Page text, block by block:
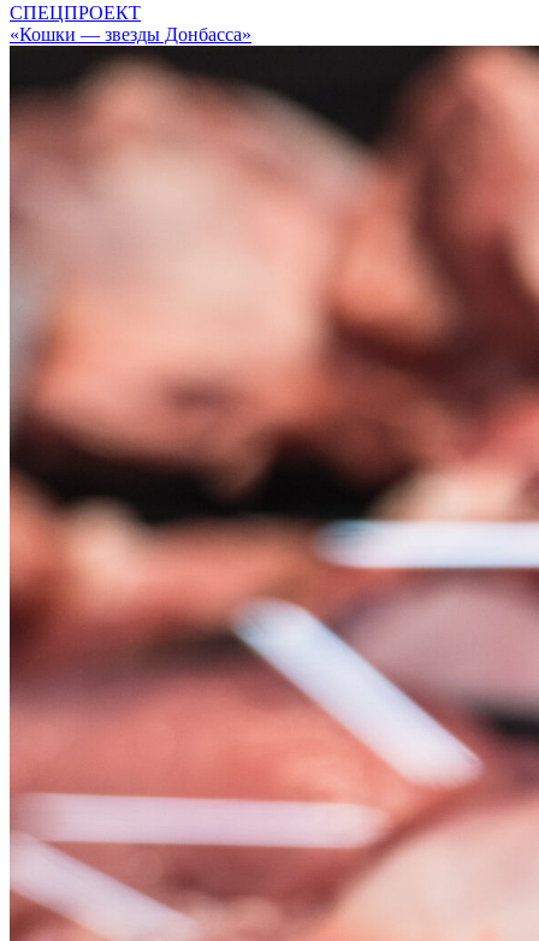
СПЕЦПРОЕКТ
«Кошки — звезды Донбасса»